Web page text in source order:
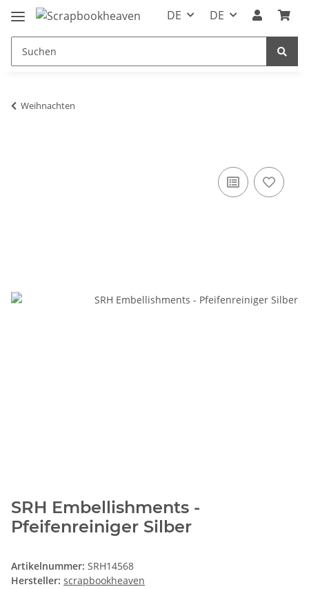
DE DE
Weihnachten
SRH Embellishments -
Pfeifenreiniger Silber
Artikelnummer: SRH14568
Hersteller: scrapbookheaven